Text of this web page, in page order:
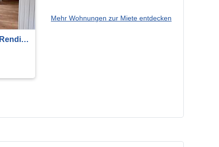
Mehr Wohnungen zur Miete entdecken